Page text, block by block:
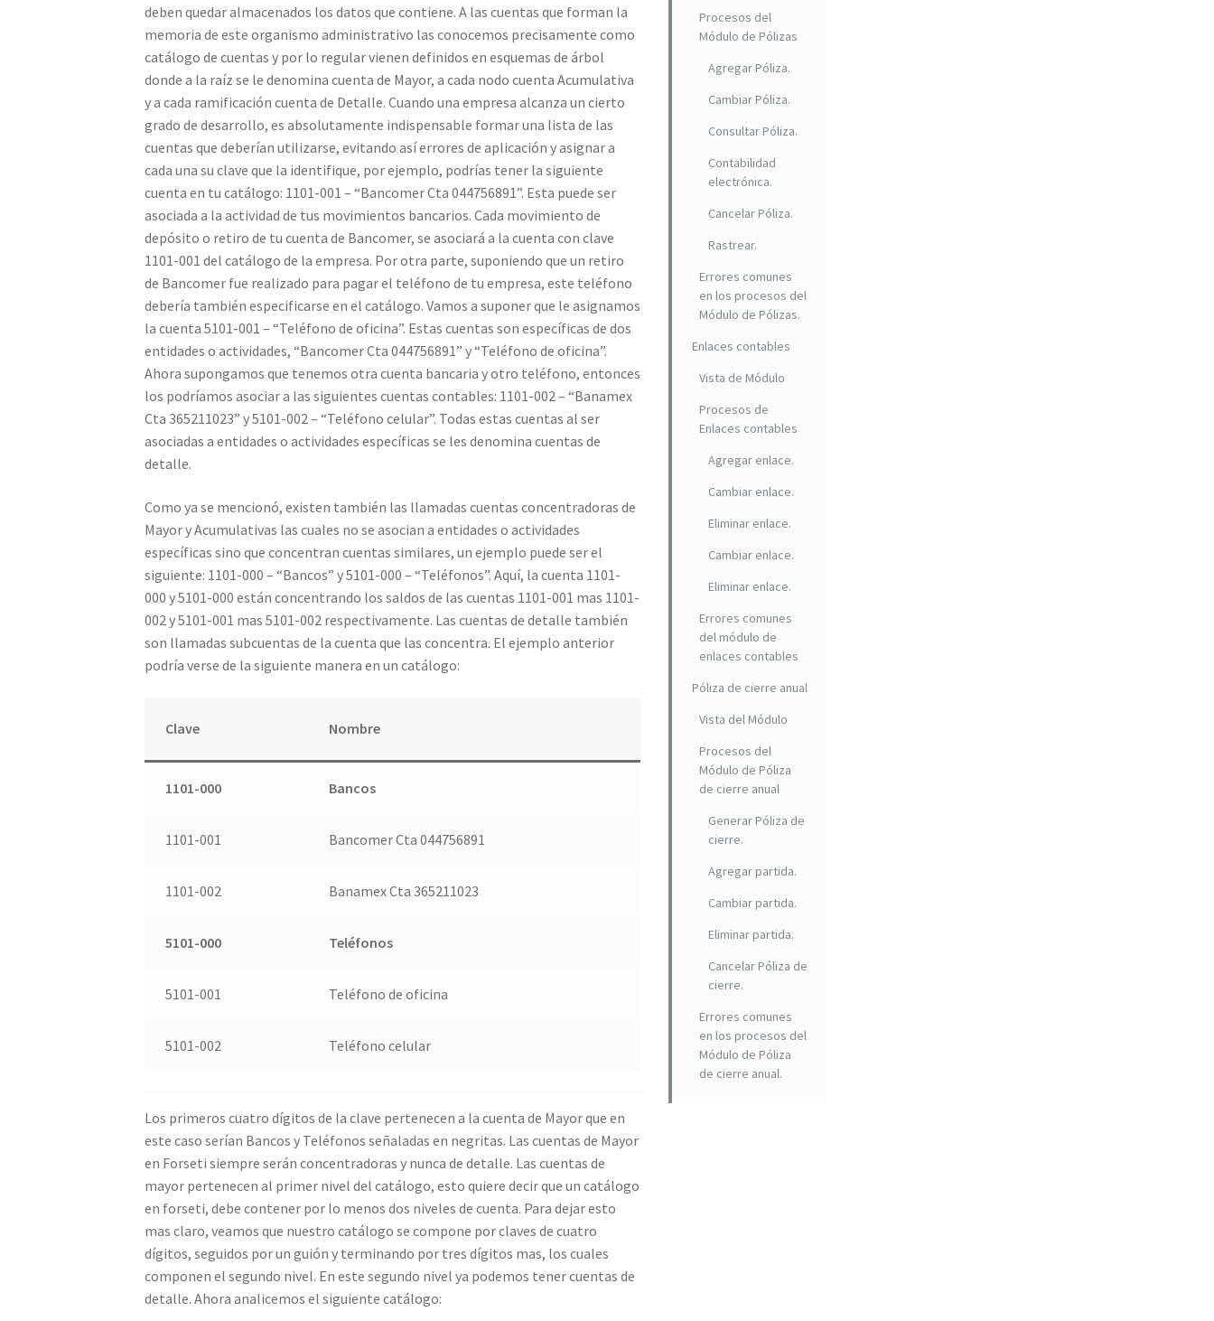
deben quedar almacenados los datos que contiene. A las cuentas que forman la
memoria de este organismo administrativo las conocemos precisamente como
catálogo de cuentas y por lo regular vienen definidos en esquemas de árbol
donde a la raíz se le denomina cuenta de Mayor, a cada nodo cuenta Acumulativa
y a cada ramificación cuenta de Detalle. Cuando una empresa alcanza un cierto
grado de desarrollo, es absolutamente indispensable formar una lista de las
cuentas que deberían utilizarse, evitando así errores de aplicación y asignar a
cada una su clave que la identifique, por ejemplo, podrías tener la siguiente
cuenta en tu catálogo: 1101-001 – “Bancomer Cta 044756891”. Esta puede ser
asociada a la actividad de tus movimientos bancarios. Cada movimiento de
depósito o retiro de tu cuenta de Bancomer, se asociará a la cuenta con clave
1101-001 del catálogo de la empresa. Por otra parte, suponiendo que un retiro
de Bancomer fue realizado para pagar el teléfono de tu empresa, este teléfono
debería también especificarse en el catálogo. Vamos a suponer que le asignamos
la cuenta 5101-001 – “Teléfono de oficina”. Estas cuentas son específicas de dos
entidades o actividades, “Bancomer Cta 044756891” y “Teléfono de oficina”.
Ahora supongamos que tenemos otra cuenta bancaria y otro teléfono, entonces
los podríamos asociar a las siguientes cuentas contables: 1101-002 – “Banamex
Cta 365211023” y 5101-002 – “Teléfono celular”. Todas estas cuentas al ser
asociadas a entidades o actividades específicas se les denomina cuentas de
detalle.
Como ya se mencionó, existen también las llamadas cuentas concentradoras de
Mayor y Acumulativas las cuales no se asocian a entidades o actividades
específicas sino que concentran cuentas similares, un ejemplo puede ser el
siguiente: 1101-000 – “Bancos” y 5101-000 – “Teléfonos”. Aquí, la cuenta 1101-
000 y 5101-000 están concentrando los saldos de las cuentas 1101-001 mas 1101-
002 y 5101-001 mas 5101-002 respectivamente. Las cuentas de detalle también
son llamadas subcuentas de la cuenta que las concentra. El ejemplo anterior
podría verse de la siguiente manera en un catálogo:
Clave Nombre
1101-000 Bancos
1101-001 Bancomer Cta 044756891
1101-002 Banamex Cta 365211023
5101-000 Teléfonos
5101-001 Teléfono de oficina
5101-002 Teléfono celular
Los primeros cuatro dígitos de la clave pertenecen a la cuenta de Mayor que en
este caso serían Bancos y Teléfonos señaladas en negritas. Las cuentas de Mayor
en Forseti siempre serán concentradoras y nunca de detalle. Las cuentas de
mayor pertenecen al primer nivel del catálogo, esto quiere decir que un catálogo
en forseti, debe contener por lo menos dos niveles de cuenta. Para dejar esto
mas claro, veamos que nuestro catálogo se compone por claves de cuatro
dígitos, seguidos por un guión y terminando por tres dígitos mas, los cuales
componen el segundo nivel. En este segundo nivel ya podemos tener cuentas de
detalle. Ahora analicemos el siguiente catálogo:
Procesos del
Módulo de Pólizas
Agregar Póliza.
Cambiar Póliza.
Consultar Póliza.
Contabilidad
electrónica.
Cancelar Póliza.
Rastrear.
Errores comunes
en los procesos del
Módulo de Pólizas.
Enlaces contables
Vista de Módulo
Procesos de
Enlaces contables
Agregar enlace.
Cambiar enlace.
Eliminar enlace.
Cambiar enlace.
Eliminar enlace.
Errores comunes
del módulo de
enlaces contables
Póliza de cierre anual
Vista del Módulo
Procesos del
Módulo de Póliza
de cierre anual
Generar Póliza de
cierre.
Agregar partida.
Cambiar partida.
Eliminar partida.
Cancelar Póliza de
cierre.
Errores comunes
en los procesos del
Módulo de Póliza
de cierre anual.